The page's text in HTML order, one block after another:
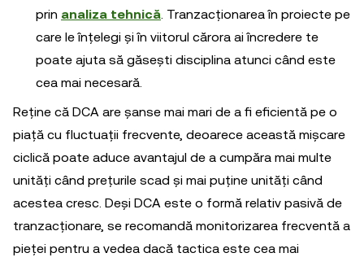
prin analiza tehnică. Tranzacționarea în proiecte pe
care le înțelegi și în viitorul cărora ai încredere te
poate ajuta să găsești disciplina atunci când este
cea mai necesară.
Reține că DCA are șanse mai mari de a fi eficientă pe o
piață cu fluctuații frecvente, deoarece această mișcare
ciclică poate aduce avantajul de a cumpăra mai multe
unități când prețurile scad și mai puține unități când
acestea cresc. Deși DCA este o formă relativ pasivă de
tranzacționare, se recomandă monitorizarea frecventă a
pieței pentru a vedea dacă tactica este cea mai